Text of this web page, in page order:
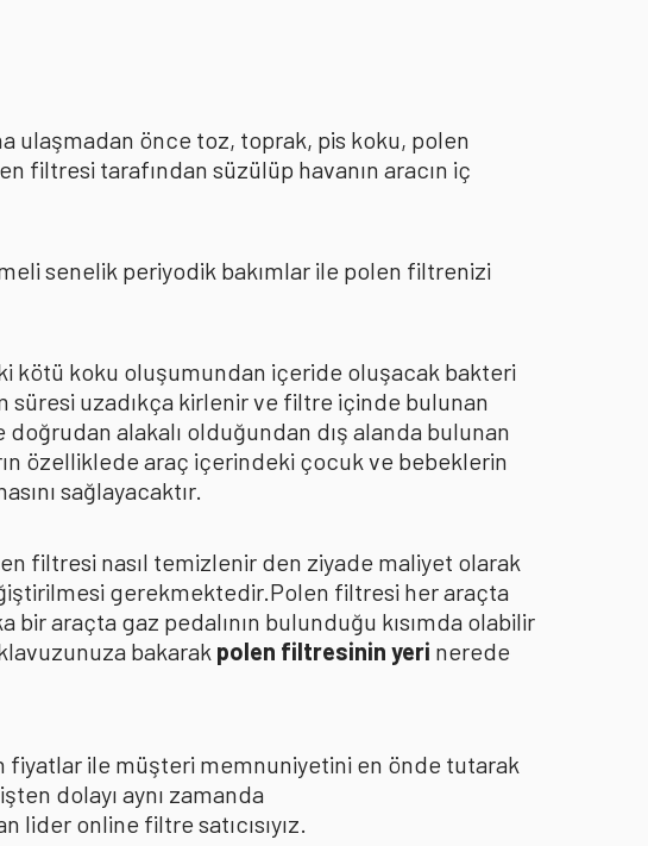
ulaşmadan önce toz, toprak, pis koku, polen
filtresi tarafından süzülüp havanın aracın iç
senelik periyodik bakımlar ile polen filtrenizi
kötü koku oluşumundan içeride oluşacak bakteri
süresi uzadıkça kirlenir ve filtre içinde bulunan
alakalı olduğundan dış alanda bulunan
özelliklede araç içerindeki çocuk ve bebeklerin
sağlayacaktır.
filtresi nasıl temizlenir den ziyade maliyet olarak
gerekmektedir.Polen filtresi her araçta
bir araçta gaz pedalının bulunduğu kısımda olabilir
bakarak polen filtresinin yeri nerede
ile müşteri memnuniyetini en önde tutarak
dolayı aynı zamanda
online filtre satıcısıyız.